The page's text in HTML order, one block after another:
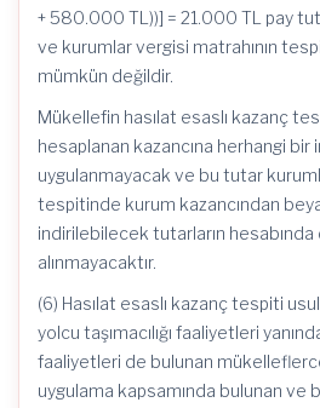
+ 580.000 TL))] = 21.000 TL pay
ve kurumlar vergisi matrahının
mümkün değildir.
Mükellefin hasılat esaslı kazanç
hesaplanan kazancına herhangi
uygulanmayacak ve bu tutar
tespitinde kurum kazancından
indirilebilecek tutarların
alınmayacaktır.
(6) Hasılat esaslı kazanç tespiti
yolcu taşımacılığı faaliyetleri
faaliyetleri de bulunan
uygulama kapsamında bulunan ve